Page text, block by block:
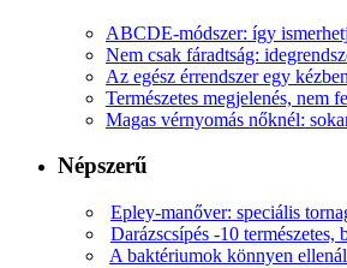
ABCDE‑módszer: így
Nem csak fáradtság:
Az egész érrendszer egy
Természetes megjelenés, nem
Magas vérnyomás nőknél:
Népszerű
Epley-manőver: speciális
Darázscsípés -10 természetes,
A baktériumok könnyen